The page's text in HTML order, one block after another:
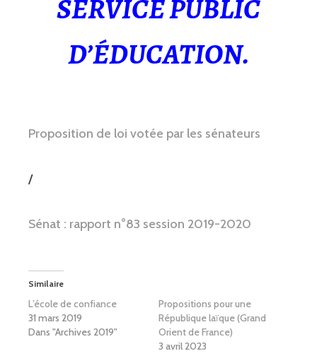
SERVICE PUBLIC
D’ÉDUCATION.
Proposition de loi votée par les sénateurs
/
Sénat : rapport n°83 session 2019-2020
Similaire
L’école de confiance
31 mars 2019
Dans "Archives 2019"
Propositions pour une
République laïque (Grand
Orient de France)
3 avril 2023